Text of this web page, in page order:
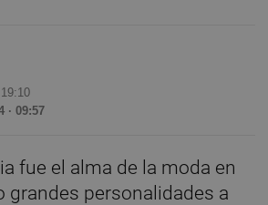
19:10
· 09:57
fue el alma de la moda en
grandes personalidades a